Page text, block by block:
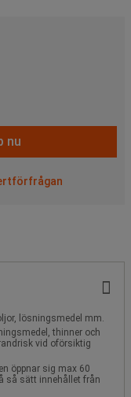
nu
lösningsmedel mm.
thinner och
vid oförsiktig
öppnar sig max 60
så sätt innehållet från